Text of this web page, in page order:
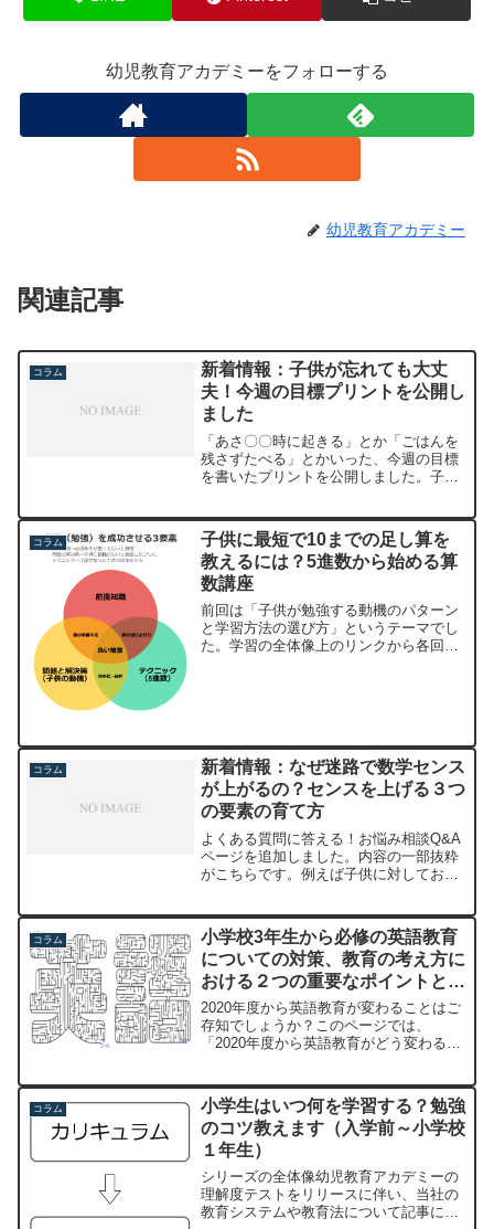
幼児教育アカデミーをフォローする
幼児教育アカデミー
関連記事
コラム
新着情報：子供が忘れても大丈
夫！今週の目標プリントを公開し
ました
「あさ〇〇時に起きる」とか「ごはんを
残さずたべる」とかいった、今週の目標
を書いたプリントを公開しました。子供
を達成しやすくなります。子供は目標を
すぐに忘れてしまったり、...
コラム
子供に最短で10までの足し算を
教えるには？5進数から始める算
数講座
前回は「子供が勉強する動機のパターン
と学習方法の選び方」というテーマでし
た。学習の全体像上のリンクから各回の
コラム
新着情報：なぜ迷路で数学センス
が上がるの？センスを上げる３つ
の要素の育て方
よくある質問に答える！お悩み相談Q&A
ページを追加しました。内容の一部抜粋
がこちらです。例えば子供に対しておこ
から（刺激） ２．楽しいから （刺
激） ３．いつも...
コラム
小学校3年生から必修の英語教育
についての対策、教育の考え方に
おける２つの重要なポイントと
は？
2020年度から英語教育が変わることはご
存知でしょうか？このページでは、
「2020年度から英語教育がどう変わるの
からの時代を生きていく子供たちに最適
な英語教育とは何か？...
コラム
小学生はいつ何を学習する？勉強
のコツ教えます（入学前～小学校
１年生）
シリーズの全体像幼児教育アカデミーの
理解度テストをリリースに伴い、当社の
教育システムや教育法について記事にす